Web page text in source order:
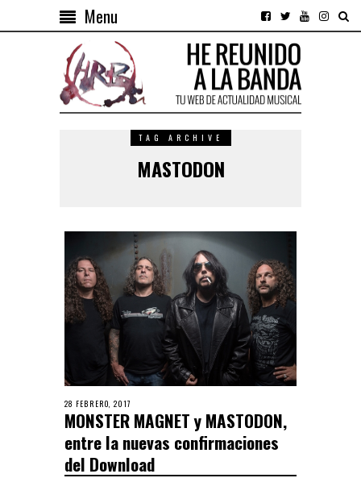
Menu
TAG ARCHIVE
MASTODON
28 FEBRERO, 2017
MONSTER MAGNET y MASTODON,
entre la nuevas confirmaciones
del Download